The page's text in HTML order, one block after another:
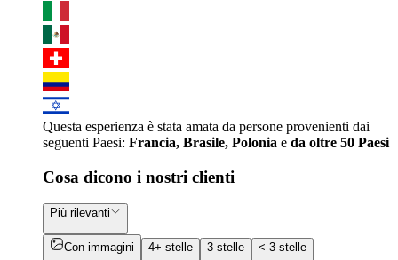
Questa esperienza è stata amata da persone provenienti dai
seguenti Paesi: Francia, Brasile, Polonia e da oltre 50 Paesi
Cosa dicono i nostri clienti
Più rilevanti
Con immagini 4+ stelle 3 stelle < 3 stelle